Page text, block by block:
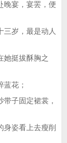
晚宴，宴罢，便
三岁，最是动人
她挺拔酥胸之
蓝花；
子固定裙裳，
身姿看上去瘦削